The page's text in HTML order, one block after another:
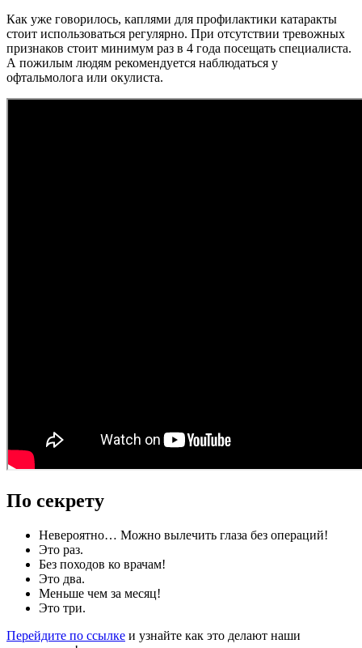
Как уже говорилось, каплями для профилактики катаракты
стоит использоваться регулярно. При отсутствии тревожных
признаков стоит минимум раз в 4 года посещать специалиста.
А пожилым людям рекомендуется наблюдаться у
офтальмолога или окулиста.
По секрету
Невероятно… Можно вылечить глаза без операций!
Это раз.
Без походов ко врачам!
Это два.
Меньше чем за месяц!
Это три.
Перейдите по ссылке и узнайте как это делают наши